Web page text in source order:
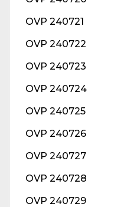
OVP 240721
OVP 240722
OVP 240723
OVP 240724
OVP 240725
OVP 240726
OVP 240727
OVP 240728
OVP 240729